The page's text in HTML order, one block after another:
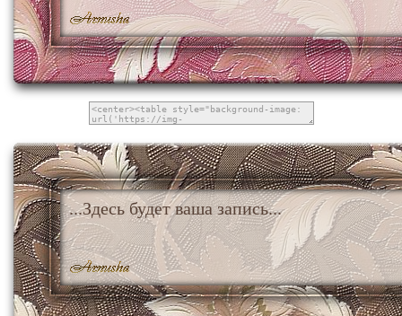
...Здесь будет ваша запись...